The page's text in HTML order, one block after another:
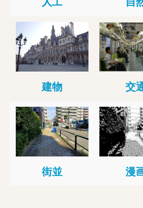
建物 交
街並 漫